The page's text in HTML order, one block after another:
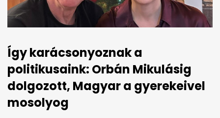
Így karácsonyoznak a
politikusaink: Orbán Mikulásig
dolgozott, Magyar a gyerekeivel
mosolyog